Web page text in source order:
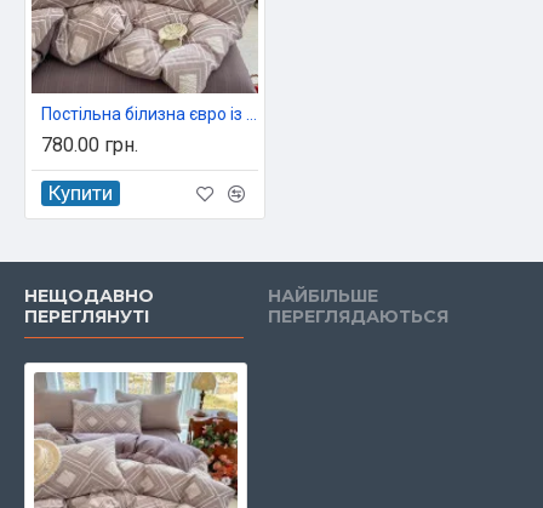
780.00 грн.
Купити
НЕЩОДАВНО
ПЕРЕГЛЯНУТІ
НАЙБІЛЬШЕ
ПЕРЕГЛЯДАЮТЬСЯ